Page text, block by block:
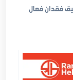
فقدان فعال